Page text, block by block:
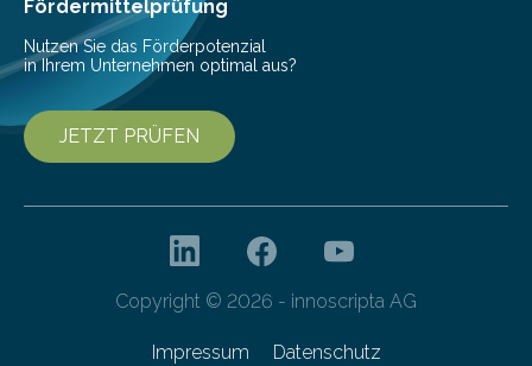
Fördermittelprüfung
Nutzen Sie das Förderpotenzial
in Ihrem Unternehmen optimal aus?
JETZT PRÜFEN
Copyright © 2026 - innoscripta AG
Impressum Datenschutz